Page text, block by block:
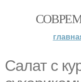
Салат с